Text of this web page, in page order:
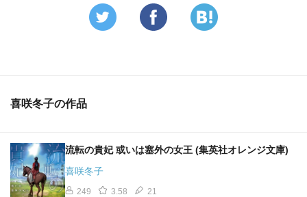
喜咲冬子の作品
流転の貴妃 或いは塞外の女王 (集英社オレンジ文庫)
喜咲冬子
249 3.58 21